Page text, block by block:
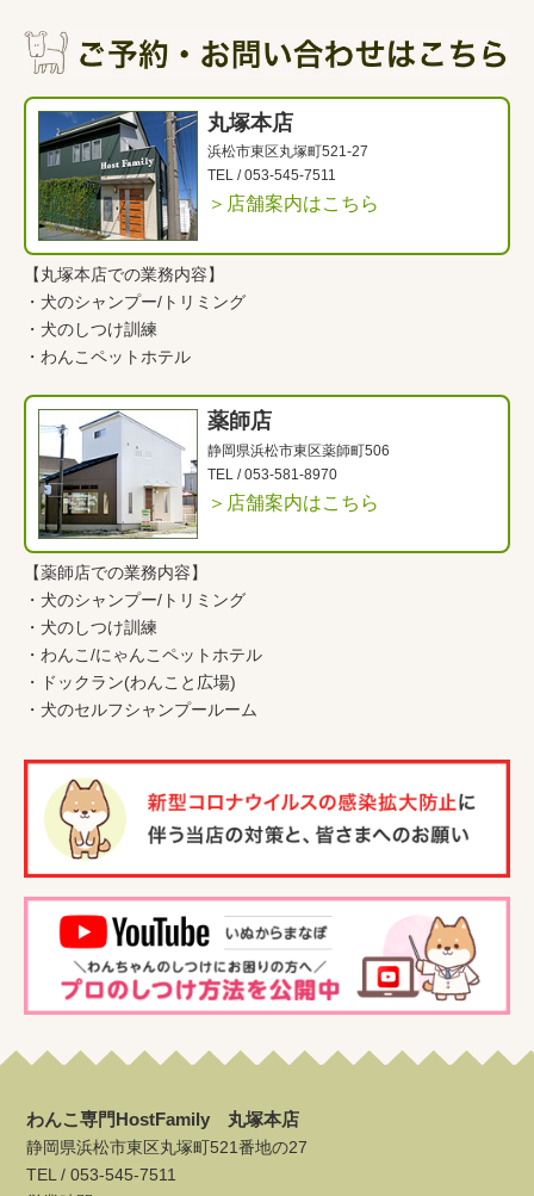
丸塚本店
浜松市東区丸塚町521-27
TEL /053-545-7511
＞店舗案内はこちら
【丸塚本店での業務内容】
・ 犬のシャンプー/トリミング
・ 犬のしつけ訓練
・ わんこペットホテル
薬師店
静岡県浜松市東区薬師町506
TEL /053-581-8970
＞店舗案内はこちら
【薬師店での業務内容】
・ 犬のシャンプー/トリミング
・ 犬のしつけ訓練
・ わんこ/にゃんこペットホテル
・
ドックラン(わんこと広場)
・ 犬のセルフシャンプールーム
わんこ専門HostFamily 丸塚本店
静岡県浜松市東区丸塚町521番地の27
TEL /053-545-7511